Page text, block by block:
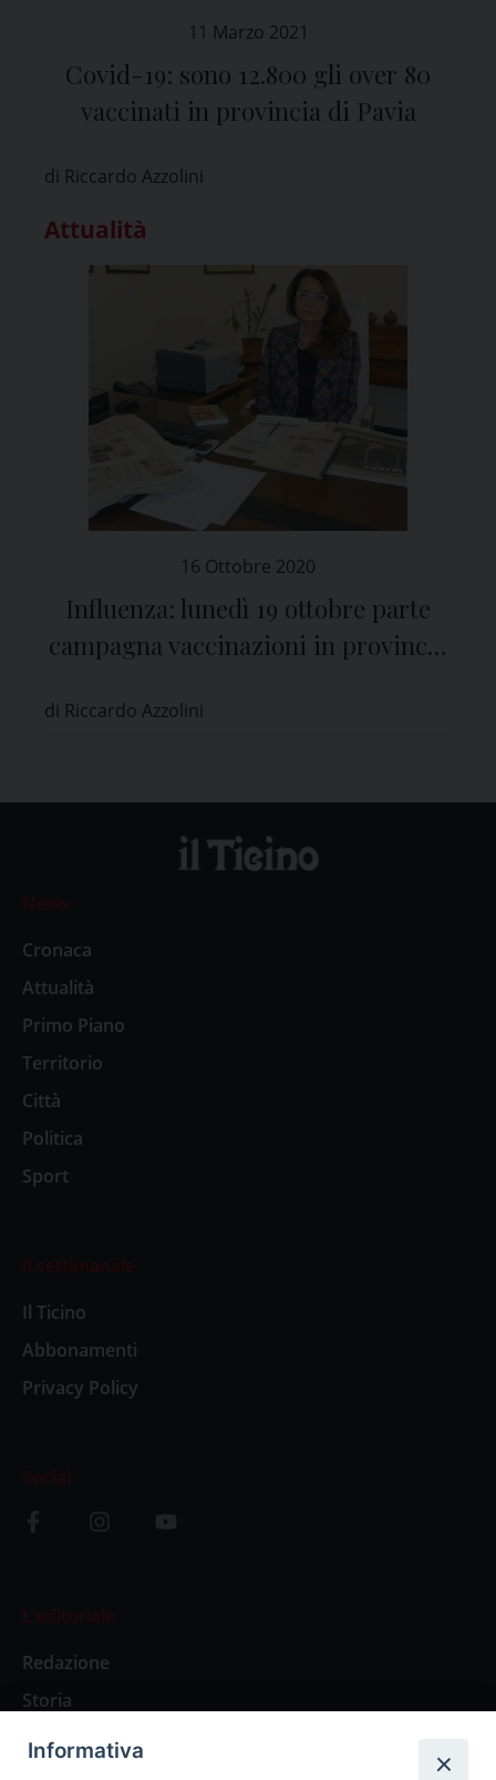
11 Marzo 2021
Covid-19: sono 12.800 gli over 80
vaccinati in provincia di Pavia
di Riccardo Azzolini
Attualità
16 Ottobre 2020
Influenza: lunedì 19 ottobre parte
campagna vaccinazioni in provincia
di Riccardo Azzolini
News
Cronaca
Attualità
Primo Piano
Territorio
Città
Politica
Sport
Il settimanale
Il Ticino
Abbonamenti
Privacy Policy
Social
L’editoriale
Redazione
Storia
Informativa